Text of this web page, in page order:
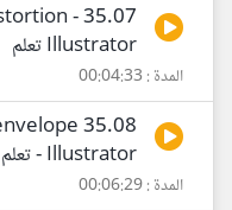
-
Illustrator تعلم
المدة : 00:04:33
- Illustrator تعلم
المدة : 00:06:29